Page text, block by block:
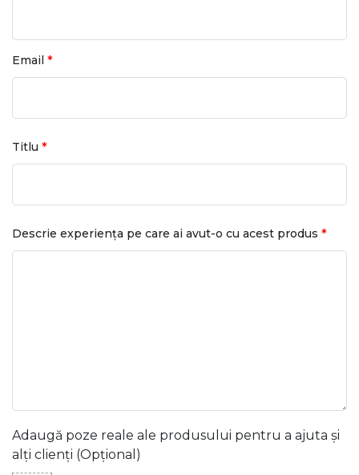
Email *
Titlu *
Descrie experiența pe care ai avut-o cu acest produs *
Adaugă poze reale ale produsului pentru a ajuta și
alți clienți (Opțional)